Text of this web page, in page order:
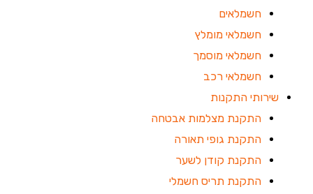
חשמלאים
חשמלאי מומלץ
חשמלאי מוסמך
חשמלאי רכב
שירותי התקנות
התקנת מצלמות אבטחה
התקנת גופי תאורה
התקנת קודן לשער
התקנת תריס חשמלי